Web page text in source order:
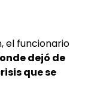
el funcionario
dejó de
que se